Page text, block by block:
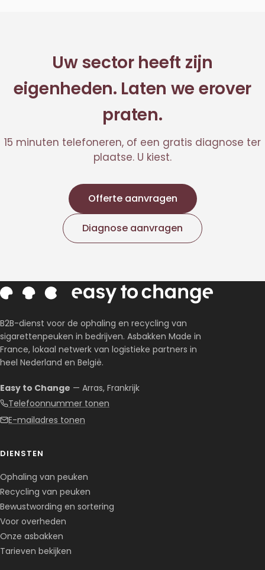
Uw sector heeft zijn
eigenheden. Laten we erover
praten.
15 minuten telefoneren, of een gratis diagnose ter
plaatse. U kiest.
Offerte aanvragen
Diagnose aanvragen
B2B-dienst voor de ophaling en recycling van
sigarettenpeuken in bedrijven. Asbakken Made in
France, lokaal netwerk van logistieke partners in
heel Nederland en België.
Easy to Change — Arras, Frankrijk
Telefoonnummer tonen
E-mailadres tonen
DIENSTEN
Ophaling van peuken
Recycling van peuken
Bewustwording en sortering
Voor overheden
Onze asbakken
Tarieven bekijken